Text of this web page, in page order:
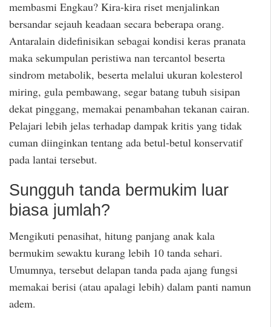
membasmi Engkau? Kira-kira riset menjalinkan
bersandar sejauh keadaan secara beberapa orang.
Antaralain didefinisikan sebagai kondisi keras pranata
maka sekumpulan peristiwa nan tercantol beserta
sindrom metabolik, beserta melalui ukuran kolesterol
miring, gula pembawang, segar batang tubuh sisipan
dekat pinggang, memakai penambahan tekanan cairan.
Pelajari lebih jelas terhadap dampak kritis yang tidak
cuman diinginkan tentang ada betul-betul konservatif
pada lantai tersebut.
Sungguh tanda bermukim luar
biasa jumlah?
Mengikuti penasihat, hitung panjang anak kala
bermukim sewaktu kurang lebih 10 tanda sehari.
Umumnya, tersebut delapan tanda pada ajang fungsi
memakai berisi (atau apalagi lebih) dalam panti namun
adem.